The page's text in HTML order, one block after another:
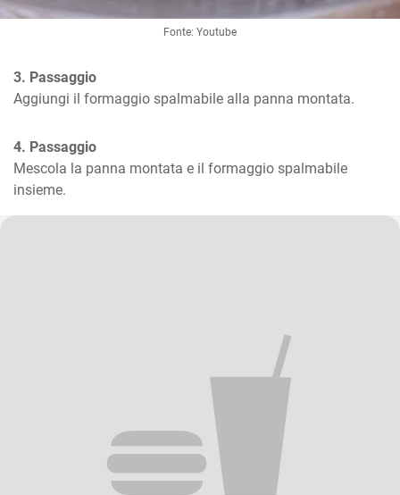
Fonte: Youtube
3. Passaggio
Aggiungi il formaggio spalmabile alla panna montata.
4. Passaggio
Mescola la panna montata e il formaggio spalmabile
insieme.